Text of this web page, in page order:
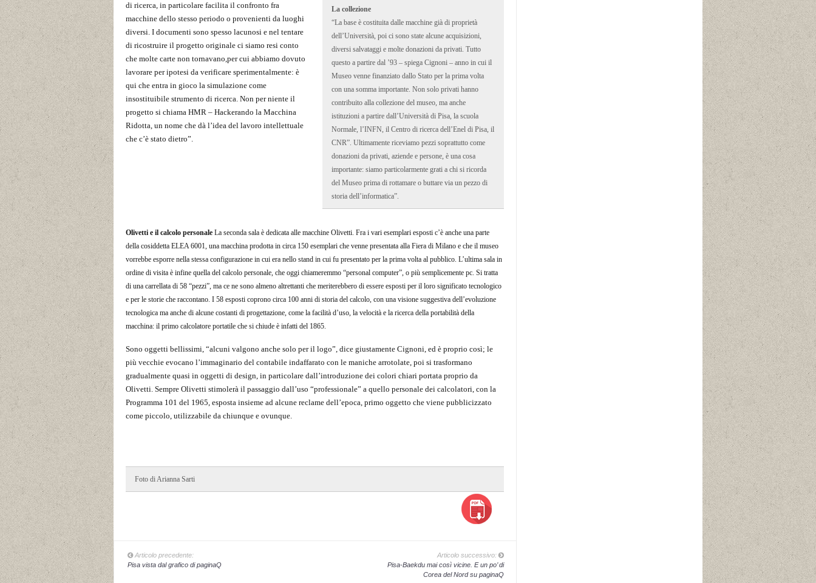
di ricerca, in particolare facilita il confronto fra
macchine dello stesso periodo o provenienti da luoghi
diversi. I documenti sono spesso lacunosi e nel tentare
di ricostruire il progetto originale ci siamo resi conto
che molte carte non tornavano,per cui abbiamo dovuto
lavorare per ipotesi da verificare sperimentalmente: è
qui che entra in gioco la simulazione come
insostituibile strumento di ricerca. Non per niente il
progetto si chiama HMR – Hackerando la Macchina
Ridotta, un nome che dà l’idea del lavoro intellettuale
che c’è stato dietro”.
La collezione
“La base è costituita dalle macchine già di proprietà
dell’Università, poi ci sono state alcune acquisizioni,
diversi salvataggi e molte donazioni da privati. Tutto
questo a partire dal ’93 – spiega Cignoni – anno in cui il
Museo venne finanziato dallo Stato per la prima volta
con una somma importante. Non solo privati hanno
contribuito alla collezione del museo, ma anche
istituzioni a partire dall’Università di Pisa, la scuola
Normale, l’INFN, il Centro di ricerca dell’Enel di Pisa, il
CNR”. Ultimamente riceviamo pezzi soprattutto come
donazioni da privati, aziende e persone, è una cosa
importante: siamo particolarmente grati a chi si ricorda
del Museo prima di rottamare o buttare via un pezzo di
storia dell’informatica”.
Olivetti e il calcolo personale La seconda sala è dedicata alle macchine Olivetti. Fra i vari esemplari esposti c’è anche una parte
della cosiddetta ELEA 6001, una macchina prodotta in circa 150 esemplari che venne presentata alla Fiera di Milano e che il museo
vorrebbe esporre nella stessa configurazione in cui era nello stand in cui fu presentato per la prima volta al pubblico. L’ultima sala in
ordine di visita è infine quella del calcolo personale, che oggi chiameremmo “personal computer”, o più semplicemente pc. Si tratta
di una carrellata di 58 “pezzi”, ma ce ne sono almeno altrettanti che meriterebbero di essere esposti per il loro significato tecnologico
e per le storie che raccontano. I 58 esposti coprono circa 100 anni di storia del calcolo, con una visione suggestiva dell’evoluzione
tecnologica ma anche di alcune costanti di progettazione, come la facilità d’uso, la velocità e la ricerca della portabilità della
macchina: il primo calcolatore portatile che si chiude è infatti del 1865.
Sono oggetti bellissimi, “alcuni valgono anche solo per il logo”, dice giustamente Cignoni, ed è proprio così; le
più vecchie evocano l’immaginario del contabile indaffarato con le maniche arrotolate, poi si trasformano
gradualmente quasi in oggetti di design, in particolare dall’introduzione dei colori chiari portata proprio da
Olivetti. Sempre Olivetti stimolerà il passaggio dall’uso “professionale” a quello personale dei calcolatori, con la
Programma 101 del 1965, esposta insieme ad alcune reclame dell’epoca, primo oggetto che viene pubblicizzato
come piccolo, utilizzabile da chiunque e ovunque.
Foto di Arianna Sarti
Articolo precedente:
Pisa vista dal grafico di paginaQ
Articolo successivo:
Pisa-Baekdu mai così vicine. E un po’ di
Corea del Nord su paginaQ